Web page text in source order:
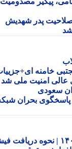
پدر شهدیش
خامنه ای+جزییات
امنیت ملی شد
سعودی
بحران شبکه
فیش حقوقی بازنشستگان تامین اجتماعی ۱۴۰۵ | نحوه دریافت فیش